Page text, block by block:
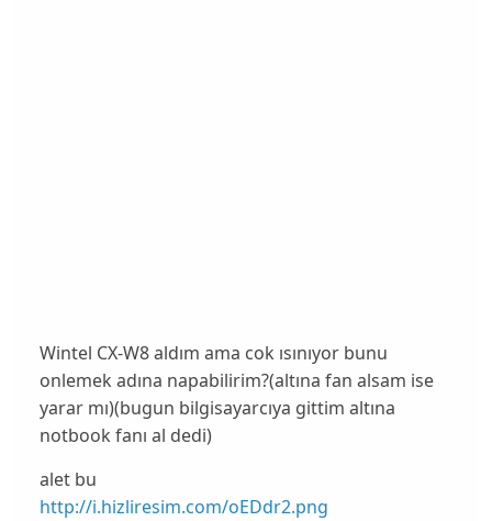
Wintel CX-W8 aldım ama cok ısınıyor bunu
onlemek adına napabilirim?(altına fan alsam ise
yarar mı)(bugun bilgisayarcıya gittim altına
notbook fanı al dedi)
alet bu
http://i.hizliresim.com/oEDdr2.png